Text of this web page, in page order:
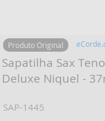
Produto Original
Sapatilha Sax
Deluxe Niquel -
SAP-1445